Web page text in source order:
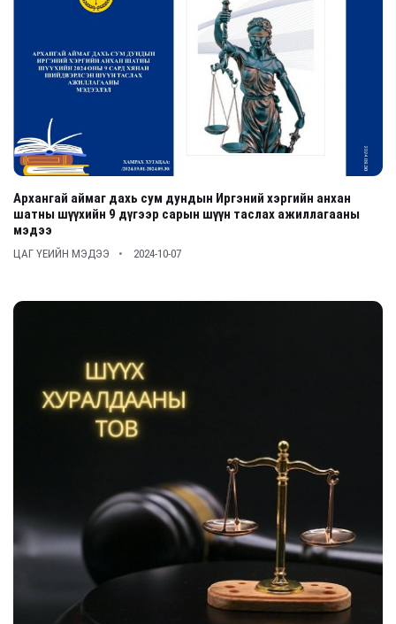
Архангай аймаг дахь сум дундын Иргэний хэргийн анхан
шатны шүүхийн 9 дүгээр сарын шүүн таслах ажиллагааны
мэдээ
ЦАГ ҮЕИЙН МЭДЭЭ 2024-10-07